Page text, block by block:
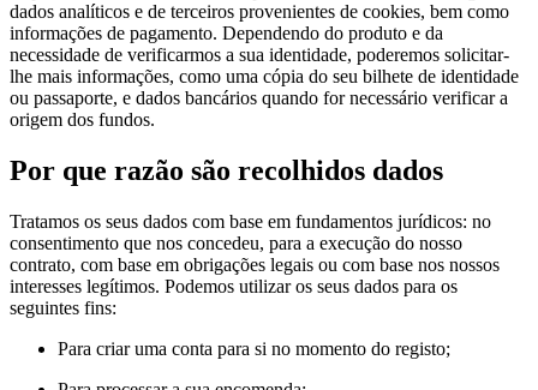
dados analíticos e de terceiros provenientes de cookies, bem como
informações de pagamento. Dependendo do produto e da
necessidade de verificarmos a sua identidade, poderemos solicitar-
lhe mais informações, como uma cópia do seu bilhete de identidade
ou passaporte, e dados bancários quando for necessário verificar a
origem dos fundos.
Por que razão são recolhidos dados
Tratamos os seus dados com base em fundamentos jurídicos: no
consentimento que nos concedeu, para a execução do nosso
contrato, com base em obrigações legais ou com base nos nossos
interesses legítimos. Podemos utilizar os seus dados para os
seguintes fins:
Para criar uma conta para si no momento do registo;